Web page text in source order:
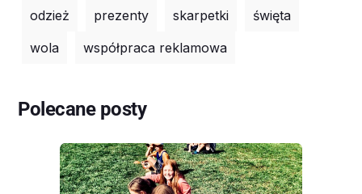
odzież
prezenty skarpetki
święta
wola
współpraca reklamowa
Polecane posty